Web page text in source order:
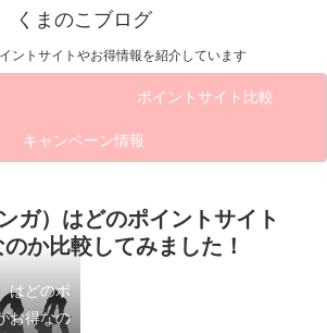
くまのこブログ
ントサイトやお得情報を紹介しています
ポイントサイト比較
キャンペーン情報
ガ）はどのポイントサイト
か比較してみました！
はどのポ
お得なの